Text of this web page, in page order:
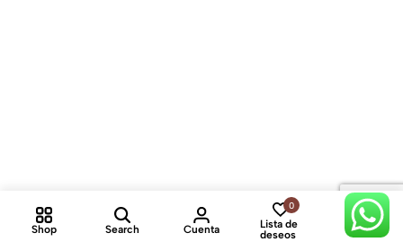
Shop Search Cuenta
0
Lista de
deseos
0
Cart